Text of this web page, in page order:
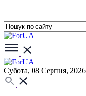
Субота, 08 Серпня, 2026